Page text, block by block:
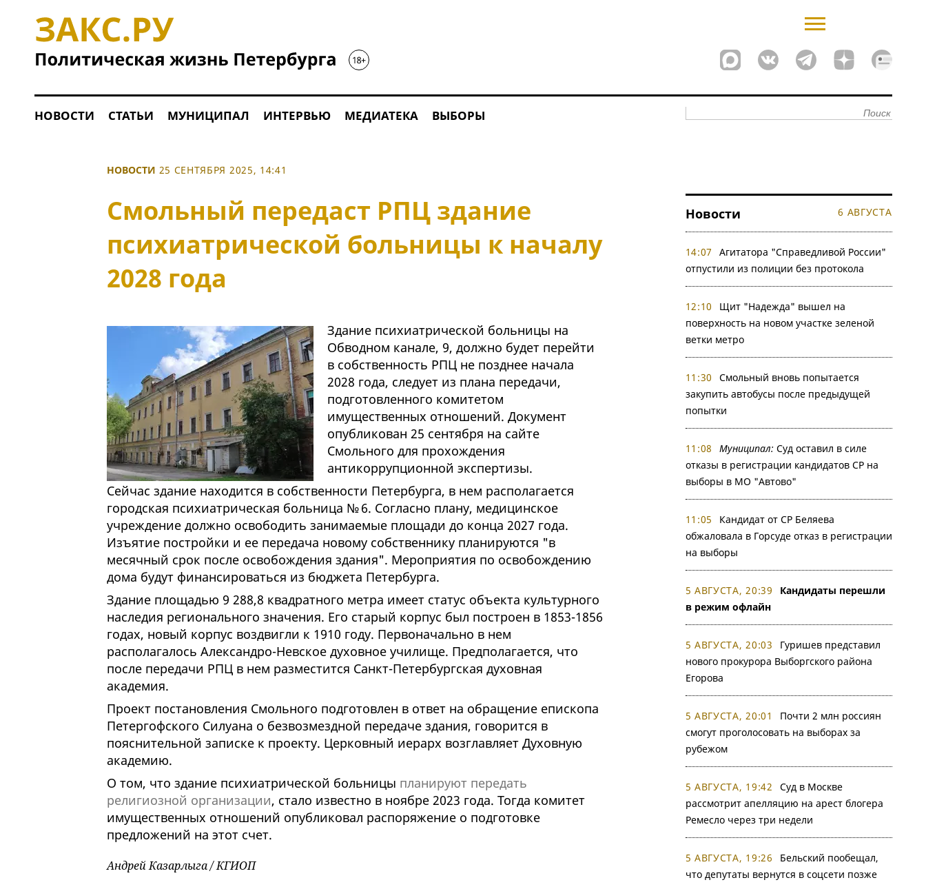
НОВОСТИ СТАТЬИ МУНИЦИПАЛ ИНТЕРВЬЮ МЕДИАТЕКА ВЫБОРЫ
НОВОСТИ 25 СЕНТЯБРЯ 2025, 14:41
Смольный передаст РПЦ здание
психиатрической больницы к началу
2028 года
Здание психиатрической больницы на
Обводном канале, 9, должно будет перейти
в собственность РПЦ не позднее начала
2028 года, следует из плана передачи,
подготовленного комитетом
имущественных отношений. Документ
опубликован 25 сентября на сайте
Смольного для прохождения
антикоррупционной экспертизы.
Сейчас здание находится в собственности Петербурга, в нем располагается
городская психиатрическая больница № 6. Согласно плану, медицинское
учреждение должно освободить занимаемые площади до конца 2027 года.
Изъятие постройки и ее передача новому собственнику планируются "в
месячный срок после освобождения здания". Мероприятия по освобождению
дома будут финансироваться из бюджета Петербурга.
Здание площадью 9 288,8 квадратного метра имеет статус объекта культурного
наследия регионального значения. Его старый корпус был построен в 1853-1856
годах, новый корпус воздвигли к 1910 году. Первоначально в нем
располагалось Александро-Невское духовное училище. Предполагается, что
после передачи РПЦ в нем разместится Санкт-Петербургская духовная
академия.
Проект постановления Смольного подготовлен в ответ на обращение епископа
Петергофского Силуана о безвозмездной передаче здания, говорится в
пояснительной записке к проекту. Церковный иерарх возглавляет Духовную
академию.
О том, что здание психиатрической больницы планируют передать
религиозной организации, стало известно в ноябре 2023 года. Тогда комитет
имущественных отношений опубликовал распоряжение о подготовке
предложений на этот счет.
Андрей Казарлыга / КГИОП
Новости 6 АВГУСТА
14:07
Агитатора "Справедливой России"
отпустили из полиции без протокола
12:10
Щит "Надежда" вышел на
поверхность на новом участке зеленой
ветки метро
11:30
Смольный вновь попытается
закупить автобусы после предыдущей
попытки
11:08 Муниципал: Суд оставил в силе
отказы в регистрации кандидатов СР на
выборы в МО "Автово"
11:05
Кандидат от СР Беляева
обжаловала в Горсуде отказ в регистрации
на выборы
5 АВГУСТА, 20:39
Кандидаты перешли
в режим офлайн
5 АВГУСТА, 20:03
Гуришев представил
нового прокурора Выборгского района
Егорова
5 АВГУСТА, 20:01
Почти 2 млн россиян
смогут проголосовать на выборах за
рубежом
5 АВГУСТА, 19:42
Суд в Москве
рассмотрит апелляцию на арест блогера
Ремесло через три недели
5 АВГУСТА, 19:26
Бельский пообещал,
что депутаты вернутся в соцсети позже